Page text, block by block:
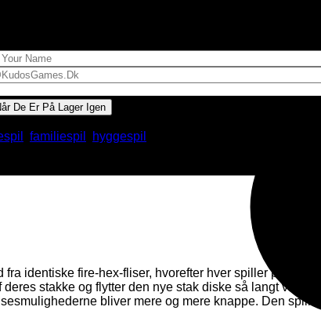
De Er På Lager Igen
familiespil
hyggespil
identiske fire-hex-fliser, hvorefter hver spiller
stakke og flytter den nye stak diske så langt væk,
bliver mere og mere knappe. Den